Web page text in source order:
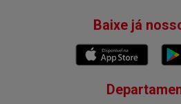
Baixe já